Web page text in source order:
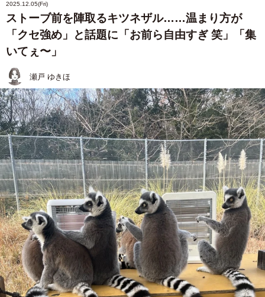
2025.12.05(Fri)
ストーブ前を陣取るキツネザル……温まり方が
「クセ強め」と話題に「お前ら自由すぎ 笑」「集
いてぇ〜」
瀬戸 ゆきほ